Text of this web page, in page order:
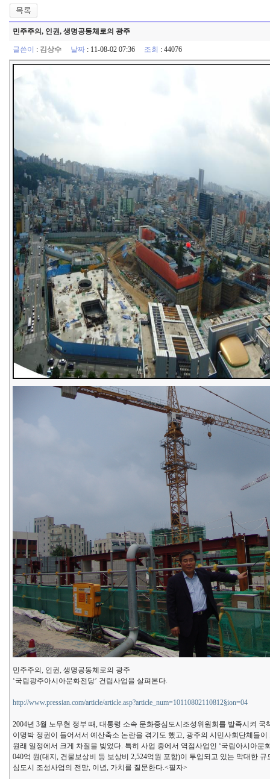
민주주의, 인권, 생명공동체로의 광주
글쓴이 : 김상수 날짜 : 11-08-02 07:36 조회 : 44076
민주주의, 인권, 생명공동체로의 광주
‘국립광주아시아문화전당’ 건립사업을 살펴본다.
http://www.pressian.com/article/article.asp?article_num=10110802110812§ion=04
2004년 3월 노무현 정부 때, 대통령 소속 문화중심도시조성위원회를 발족시켜
이명박 정권이 들어서서 예산축소 논란을 겪기도 했고, 광주의 시민사회단체들
원래 일정에서 크게 차질을 빚었다. 특히 사업 중에서 역점사업인 ‘국립아시아
040억 원(대지, 건물보상비 등 보상비 2,524억원 포함)이 투입되고 있는 막대한
심도시 조성사업의 전망, 이념, 가치를 질문한다.<필자>